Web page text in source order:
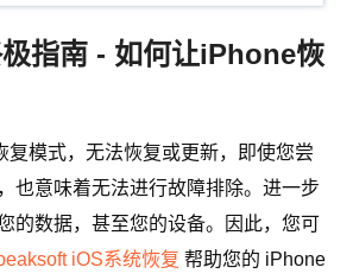
指南 - 如何让iPhone恢
复模式，无法恢复或更新，即使您尝
也意味着无法进行故障排除。进一步
的数据，甚至您的设备。因此，您可
iOS系统恢复 帮助您的 iPhone